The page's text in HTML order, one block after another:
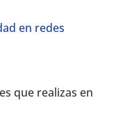
en redes
que realizas en